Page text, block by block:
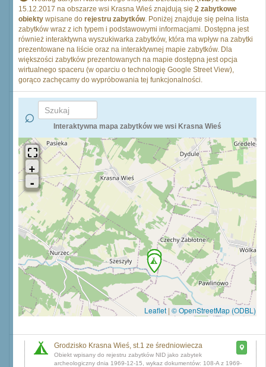
15.12.2017 na obszarze wsi Krasna Wieś znajdują się 2 zabytkowe
obiekty wpisane do rejestru zabytków. Poniżej znajduje się pełna lista
zabytków wraz z ich typem i podstawowymi informacjami. Dostępna jest
również interaktywna wyszukiwarka zabytków, która ma wpływ na zabytki
prezentowane na liście oraz na interaktywnej mapie zabytków. Dla
większości zabytków prezentowanych na mapie dostępna jest opcja
wirtualnego spaceru (w oparciu o technologię Google Street View),
gorąco zachęcamy do wypróbowania tej funkcjonalności.
Interaktywna mapa zabytków we wsi Krasna Wieś
Leaflet | © OpenStreetMap (ODBL)
Grodzisko Krasna Wieś, st.1 ze średniowiecza
dnia 1969-12-15, wykaz dokumentów: 108-A z 1969-